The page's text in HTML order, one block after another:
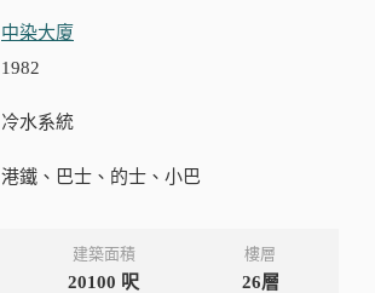
中染大廈
1982
冷水系統
港鐵、巴士、的士、小巴
建築面積
20100 呎
樓層
26層